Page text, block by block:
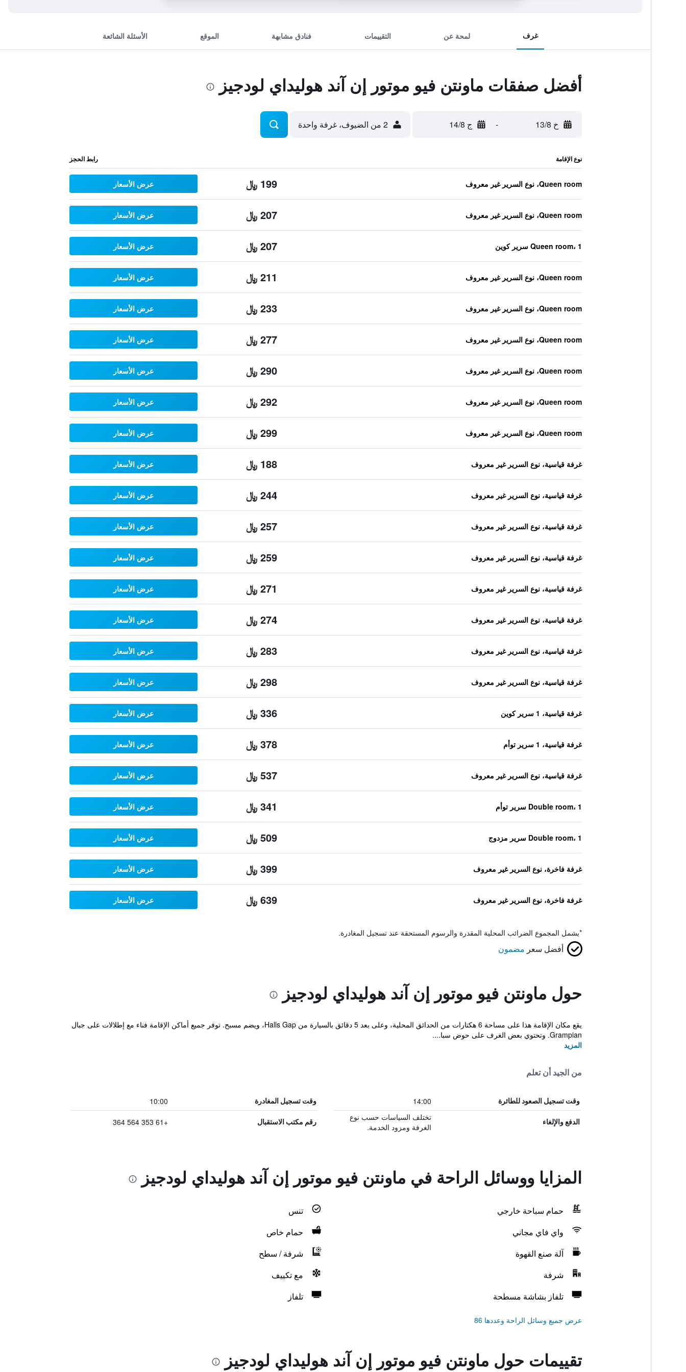
غرف لمحة عن التقييمات فنادق مشابهة الموقع الأسئلة الشائعة
أفضل صفقات ماونتن فيو موتور إن آند هوليداي لودجيز
خ 13/8 - ج 14/8 2 من الضيوف، غرفة واحدة
نوع الإقامة رابط الحجز
Queen room، نوع السرير غير معروف 199 ﷼ عرض الأسعار
Queen room، نوع السرير غير معروف 207 ﷼ عرض الأسعار
Queen room، 1 سرير كوين 207 ﷼ عرض الأسعار
Queen room، نوع السرير غير معروف 211 ﷼ عرض الأسعار
Queen room، نوع السرير غير معروف 233 ﷼ عرض الأسعار
Queen room، نوع السرير غير معروف 277 ﷼ عرض الأسعار
Queen room، نوع السرير غير معروف 290 ﷼ عرض الأسعار
Queen room، نوع السرير غير معروف 292 ﷼ عرض الأسعار
Queen room، نوع السرير غير معروف 299 ﷼ عرض الأسعار
غرفة قياسية، نوع السرير غير معروف 188 ﷼ عرض الأسعار
غرفة قياسية، نوع السرير غير معروف 244 ﷼ عرض الأسعار
غرفة قياسية، نوع السرير غير معروف 257 ﷼ عرض الأسعار
غرفة قياسية، نوع السرير غير معروف 259 ﷼ عرض الأسعار
غرفة قياسية، نوع السرير غير معروف 271 ﷼ عرض الأسعار
غرفة قياسية، نوع السرير غير معروف 274 ﷼ عرض الأسعار
غرفة قياسية، نوع السرير غير معروف 283 ﷼ عرض الأسعار
غرفة قياسية، نوع السرير غير معروف 298 ﷼ عرض الأسعار
غرفة قياسية، 1 سرير كوين 336 ﷼ عرض الأسعار
غرفة قياسية، 1 سرير توأم 378 ﷼ عرض الأسعار
غرفة قياسية، نوع السرير غير معروف 537 ﷼ عرض الأسعار
Double room، 1 سرير توأم 341 ﷼ عرض الأسعار
Double room، 1 سرير مزدوج 509 ﷼ عرض الأسعار
غرفة فاخرة، نوع السرير غير معروف 399 ﷼ عرض الأسعار
غرفة فاخرة، نوع السرير غير معروف 639 ﷼ عرض الأسعار
*يشمل المجموع الضرائب المحلية المقدرة والرسوم المستحقة عند تسجيل المغادرة.
أفضل سعر مضمون
حول ماونتن فيو موتور إن آند هوليداي لودجيز
يقع مكان الإقامة هذا على مساحة 6 هكتارات من الحدائق المحلية، وعلى بعد 5 دقائق بالسيارة من Halls Gap، ويضم مسبح. توفر جميع أماكن الإقامة فناء مع إطلالات على جبال
Grampian. وتحتوي بعض الغرف على حوض سبا....
المزيد
من الجيد أن تعلم
وقت تسجيل الصعود للطائرة 14:00 وقت تسجيل المغادرة 10:00
الدفع والإلغاء
تختلف السياسات حسب نوع
الغرفة ومزود الخدمة.
رقم مكتب الاستقبال +61 353 564 364
المزايا ووسائل الراحة في ماونتن فيو موتور إن آند هوليداي لودجيز
حمام سباحة خارجي
تنس
واي فاي مجاني
حمام خاص
آلة صنع القهوة
شرفة / سطح
شرفة
مع تكييف
تلفاز بشاشة مسطحة
تلفاز
عرض جميع وسائل الراحة وعددها 86
تقييمات حول ماونتن فيو موتور إن آند هوليداي لودجيز